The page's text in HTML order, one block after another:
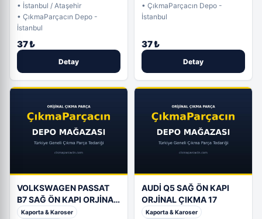
• İstanbul / Ataşehir
• ÇıkmaParçacın Depo -
İstanbul
37 ₺
Detay
• ÇıkmaParçacın Depo -
İstanbul
37 ₺
Detay
VOLKSWAGEN PASSAT
B7 SAĞ ÖN KAPI ORJİNAL
ÇIKMA
Kaporta & Karoser
AUDİ Q5 SAĞ ÖN KAPI
ORJİNAL ÇIKMA 17
Kaporta & Karoser